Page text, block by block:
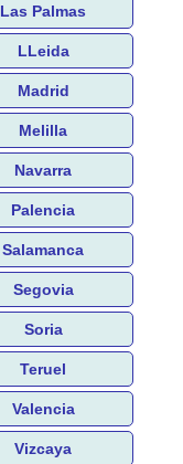
Las Palmas
LLeida
Madrid
Melilla
Navarra
Palencia
Salamanca
Segovia
Soria
Teruel
Valencia
Vizcaya